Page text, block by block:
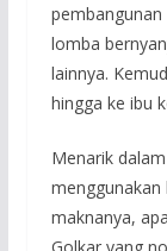
lomba
lainnya.
hingga ke ibu
Menarik
menggunakan
maknanya,